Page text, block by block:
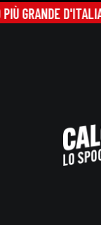
GRANDE D'ITALIA